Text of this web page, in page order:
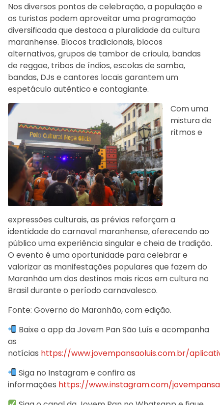
Nos diversos pontos de celebração, a população e
os turistas podem aproveitar uma programação
diversificada que destaca a pluralidade da cultura
maranhense. Blocos tradicionais, blocos
alternativos, grupos de tambor de crioula, bandas
de reggae, tribos de índios, escolas de samba,
bandas, DJs e cantores locais garantem um
espetáculo autêntico e contagiante.
Com uma
mistura de
ritmos e
expressões culturais, as prévias reforçam a
identidade do carnaval maranhense, oferecendo ao
público uma experiência singular e cheia de tradição.
O evento é uma oportunidade para celebrar e
valorizar as manifestações populares que fazem do
Maranhão um dos destinos mais ricos em cultura no
Brasil durante o período carnavalesco.
Fonte: Governo do Maranhão, com edição.
Baixe o app da Jovem Pan São Luís e acompanha
as
notícias https://www.jovempansaoluis.com.br/
Siga no Instagram e confira as
informações https://www.instagram.com/